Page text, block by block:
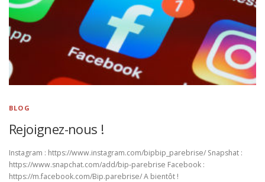
BLOG
Rejoignez-nous !
Instagram : https://www.instagram.com/bipbip_parebrise/ Snapshat :
https://www.snapchat.com/add/bip-parebrise Facebook :
https://m.facebook.com/Bip.parebrise/ A bientôt !